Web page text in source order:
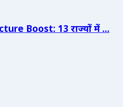
Boost: 13 राज्यों में ...